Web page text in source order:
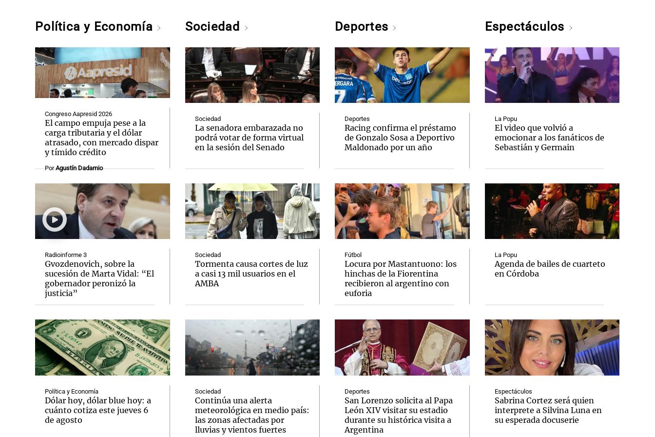
Política y Economía
Congreso Aapresid 2026
El campo empuja pese a la
carga tributaria y el dólar
atrasado, con mercado dispar
y tímido crédito
PorAgustín Dadamio
Radioinforme 3
Gvozdenovich, sobre la
sucesión de Marta Vidal: “El
gobernador peronizó la
justicia”
Política y Economía
Dólar hoy, dólar blue hoy: a
cuánto cotiza este jueves 6
de agosto
Sociedad
Sociedad
La senadora embarazada no
podrá votar de forma virtual
en la sesión del Senado
Sociedad
Tormenta causa cortes de luz
a casi 13 mil usuarios en el
AMBA
Sociedad
Continúa una alerta
meteorológica en medio país:
las zonas afectadas por
lluvias y vientos fuertes
Deportes
Deportes
Racing confirma el préstamo
de Gonzalo Sosa a Deportivo
Maldonado por un año
Fútbol
Locura por Mastantuono: los
hinchas de la Fiorentina
recibieron al argentino con
euforia
Deportes
San Lorenzo solicita al Papa
León XIV visitar su estadio
durante su histórica visita a
Argentina
Espectáculos
La Popu
El video que volvió a
emocionar a los fanáticos de
Sebastián y Germain
La Popu
Agenda de bailes de cuarteto
en Córdoba
Espectáculos
Sabrina Cortez será quien
interprete a Silvina Luna en
su esperada docuserie
Notas Notas
El huracán de Arequito
Notas
Cadena 3 en Groenlandia